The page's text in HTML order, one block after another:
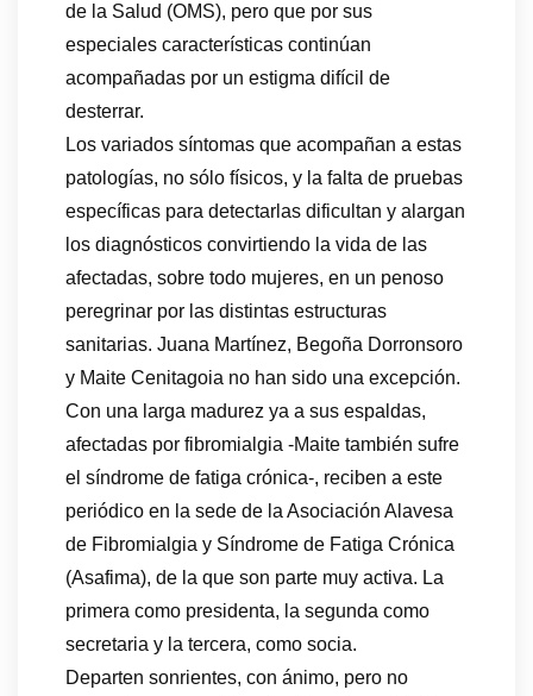
de la Salud (OMS), pero que por sus
especiales características continúan
acompañadas por un estigma difícil de
desterrar.
Los variados síntomas que acompañan a estas
patologías, no sólo físicos, y la falta de pruebas
específicas para detectarlas dificultan y alargan
los diagnósticos convirtiendo la vida de las
afectadas, sobre todo mujeres, en un penoso
peregrinar por las distintas estructuras
sanitarias. Juana Martínez, Begoña Dorronsoro
y Maite Cenitagoia no han sido una excepción.
Con una larga madurez ya a sus espaldas,
afectadas por fibromialgia -Maite también sufre
el síndrome de fatiga crónica-, reciben a este
periódico en la sede de la Asociación Alavesa
de Fibromialgia y Síndrome de Fatiga Crónica
(Asafima), de la que son parte muy activa. La
primera como presidenta, la segunda como
secretaria y la tercera, como socia.
Departen sonrientes, con ánimo, pero no